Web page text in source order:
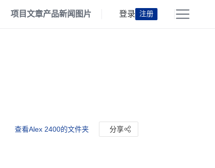
项目文章产品新闻 图片 登录 注册
查看Alex 2400的文件夹 分享